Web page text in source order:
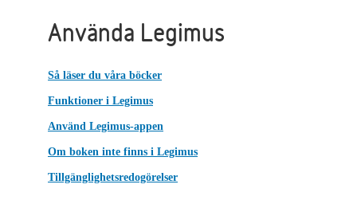
Använda Legimus
Så läser du våra böcker
Funktioner i Legimus
Använd Legimus-appen
Om boken inte finns i Legimus
Tillgänglighetsredogörelser